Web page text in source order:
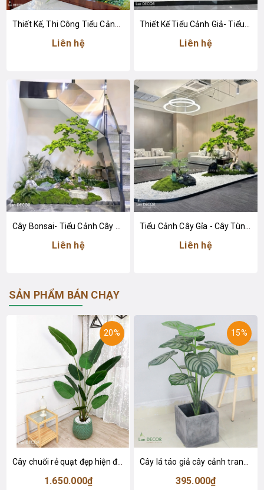
Liên hệ Liên hệ
Liên hệ Liên hệ
SẢN PHẨM BÁN CHẠY
20%
Cây chuối rẻ quạt đẹp hiện đại trang trí 1m8 - LC3019 (Gồm 12 lá)
1.650.000₫
15%
395.000₫